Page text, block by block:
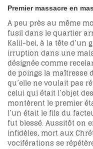
Premier massacre en
A peu près au même
fusil dans le quartier
Kalil-bei, à la tête d’un
irruption dans une
désignée comme
de poings la maîtresse
qu’elle ne voulait pas
celui qui était l’objet
montèrent le premier
l’un était le fils du
fut blessé. Aussitôt on
infidèles, mort aux
vociférations se